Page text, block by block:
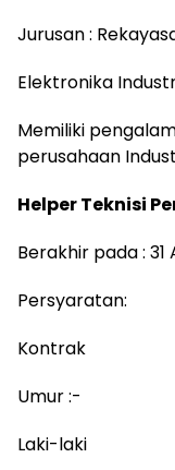
Jurusan :
Elektronika
Memiliki
perusahaan
Helper Teknisi
Berakhir pada : 31
Persyaratan:
Kontrak
Umur :-
Laki-laki